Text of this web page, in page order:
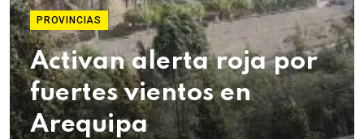
PROVINCIAS
Activan alerta roja por
fuertes vientos en
Arequipa